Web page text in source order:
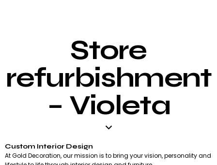
Store
refurbishment
– Violeta
Custom Interior Design
At Gold Decoration, our mission is to bring your vision, personality and